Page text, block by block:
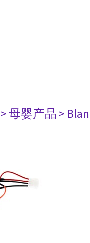
> 母婴产品>